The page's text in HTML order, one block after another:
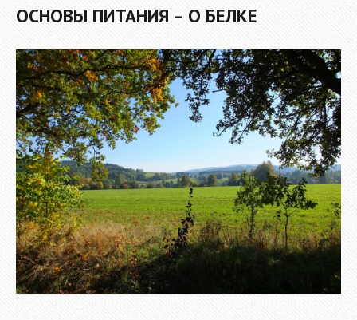
ОСНОВЫ ПИТАНИЯ – О БЕЛКЕ